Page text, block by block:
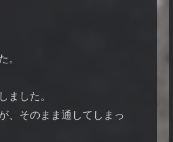
。
ました。
、そのまま通してしまっ